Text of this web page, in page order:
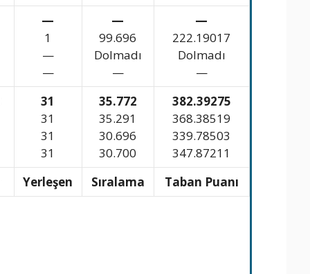
—
1
—
—
—
99.696
Dolmadı
—
—
222.19017
Dolmadı
—
31
31
31
31
35.772
35.291
30.696
30.700
382.39275
368.38519
339.78503
347.87211
Yerleşen Sıralama Taban Puanı